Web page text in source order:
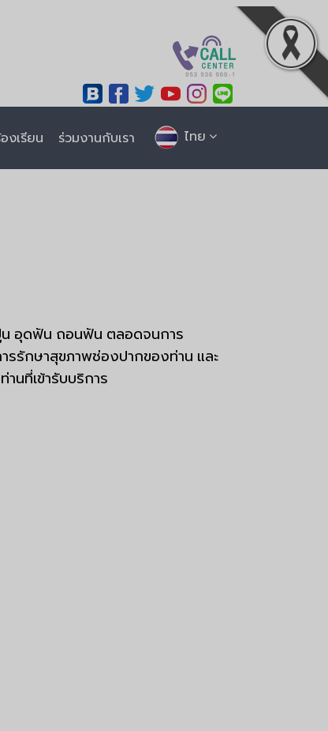
งเรียน ร่วมงานกับเรา ไทย
อุดฟัน ถอนฟัน ตลอดจนการ
รรักษาสุขภาพช่องปากของท่าน และ
นที่เข้ารับบริการ